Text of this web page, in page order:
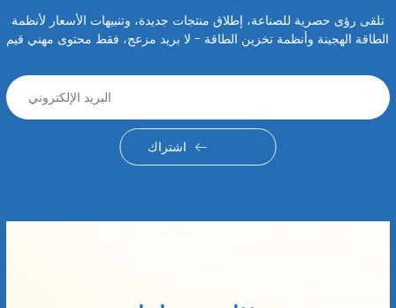
تلقى رؤى حصرية للصناعة، إطلاق منتجات جديدة، وتنبيهات الأسعار لأنظمة
الطاقة الهجينة وأنظمة تخزين الطاقة - لا بريد مزعج، فقط محتوى مهني قيم
اشتراك